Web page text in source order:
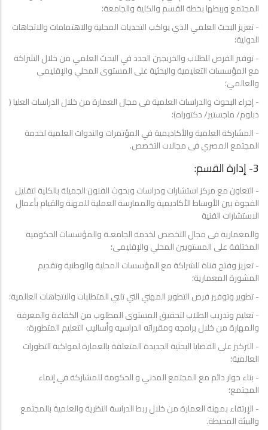
المجتمع وربطها بخطة القسم والكلية والجامعة؛
- تعزيز البحث العلمي الذي يواكب التحديات المحلية والاهتمامات والاتجاهات
الدولية؛
- توفير الفرص للطلاب والخريجين الجدد في البحث العلمي من خلال الشراكة
مع المؤسسات التعليمية والبحثية على المستوى المحلي والإقليمي
والعالمي؛
- إجراء البحوث والدراسات العلمية فى مجال العمارة من خلال الدراسات العليا (
دبلوم/ ماجستير/ دكتوراه)؛
- المشاركة العلمية والأكاديمية في المؤتمرات والندوات العلمية لخدمة
المجتمع المصري فى مجالات التخصص.
3- إدارة القسم:
- التعاون مع مركز استشارات ودراسات وبحوث الفنون الجميلة بالكلية لتقليل
الفجوة بين الأوساط الأكاديمية والممارسة العملية للمهنة والقيام بأعمال
الاستشارات الفنية
والمعمارية فى مجال التخصص لخدمة الجامعـة والمؤسسات الحكومية
المختلفة على المستويين المحلي والإقليمى؛
- تعزيز وفتح قناة للشراكة مع المؤسسات المحلية والوطنية وتقديم
المشورة المعمارية؛
- تطوير وتوفير فرص التطوير المهني التي تلبي المتطلبات والاتجاهات العالمية؛
- تعليم وتدريب الطلاب لتحقيق المستوى المطلوب من الكفاءة والمعرفة
والمهارة من خلال برامجه ومقرراته الدراسيه وأساليب التعليم المتطورة؛
- التركيز على القضايا البحثية الجديدة المتعلقة بالعمارة لمواكبة التطورات
العالمية؛
- بناء حوار دائم مع المجتمع المدني و الحكومة للمشاركة في إنماء
المجتمع؛
- الإرتقاء بمهنة العمارة من خلال ربط الدراسة النظرية والعلمية بالمجتمع
والبيئة المحيطة.